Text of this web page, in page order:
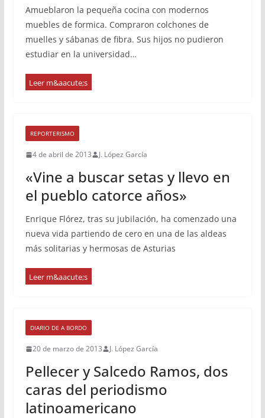
Amueblaron la pequeña cocina con modernos
muebles de formica. Compraron colchones de
muelles y sábanas de fibra. Sus hijos no pudieron
estudiar en la universidad…
REPORTERISMO
4 de abril de 2013 J. López García
«Vine a buscar setas y llevo en
el pueblo catorce años»
Enrique Flórez, tras su jubilación, ha comenzado una
nueva vida partiendo de cero en una de las aldeas
más solitarias y hermosas de Asturias
DIARIO DE A BORDO
20 de marzo de 2013 J. López García
Pellecer y Salcedo Ramos, dos
caras del periodismo
latinoamericano